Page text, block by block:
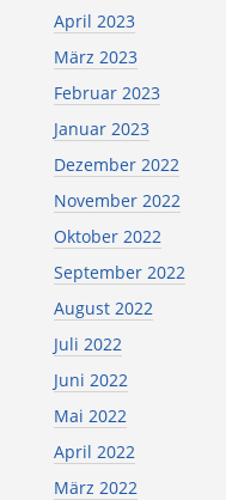
April 2023
März 2023
Februar 2023
Januar 2023
Dezember 2022
November 2022
Oktober 2022
September 2022
August 2022
Juli 2022
Juni 2022
Mai 2022
April 2022
März 2022